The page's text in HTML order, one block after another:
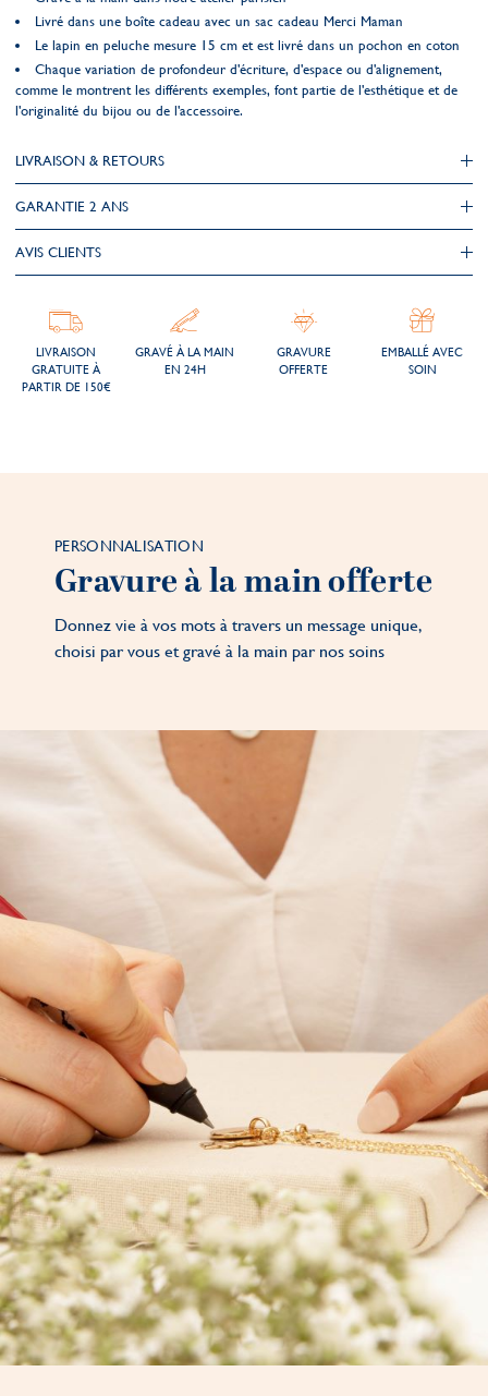
Livré dans une boîte cadeau avec un sac cadeau Merci Maman
Le lapin en peluche mesure 15 cm et est livré dans un pochon en coton
Chaque variation de profondeur d'écriture, d'espace ou d'alignement,
comme le montrent les différents exemples, font partie de l'esthétique et de
l'originalité du bijou ou de l'accessoire.
LIVRAISON & RETOURS
GARANTIE 2 ANS
AVIS CLIENTS
LIVRAISON
GRATUITE À
PARTIR DE 150€
GRAVÉ À LA MAIN
EN 24H
GRAVURE
OFFERTE
EMBALLÉ AVEC
SOIN
PERSONNALISATION
Gravure à la main offerte
Donnez vie à vos mots à travers un message unique,
choisi par vous et gravé à la main par nos soins